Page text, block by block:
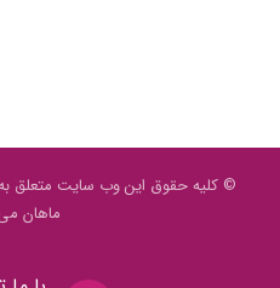
© کلیه حقوق این وب سایت متعلق به
ماهان